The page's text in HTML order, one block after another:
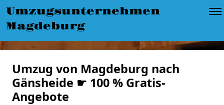
Umzugsunternehmen
Magdeburg
Umzug von Magdeburg nach
Gänsheide ☛ 100 % Gratis-
Angebote